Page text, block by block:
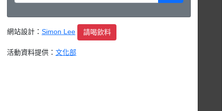
網站設計： Simon Lee 請喝飲料
活動資料提供： 文化部